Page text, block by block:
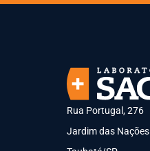
Rua Portugal, 276
Jardim das Nações